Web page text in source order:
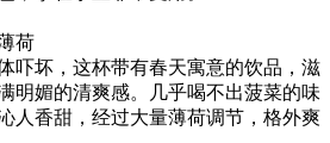
荷
吓坏，这杯带有春天寓意的饮品，滋
明媚的清爽感。几乎喝不出菠菜的味
人香甜，经过大量薄荷调节，格外爽